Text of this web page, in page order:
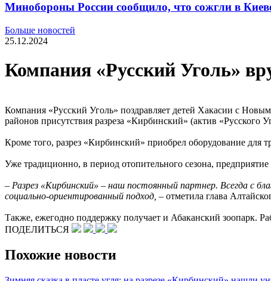
Минобороны России сообщило, что сожгли в
Больше новостей
25.12.2024
Компания «Русский Уголь»
Компания «Русский Уголь» поздравляет детей Хакасии с
районов присутствия разреза «Кирбинский» (актив «Русского
Кроме того, разрез «Кирбинский» приобрел оборудование для
Уже традиционно, в период отопительного сезона,
– Разрез «Кирбинский» – наш постоянный партнер. Всегда с
социально-ориентированный подход, – отметила глава
Также, ежегодно поддержку получает и Абаканский зоопарк.
ПОДЕЛИТЬСЯ
Похожие новости